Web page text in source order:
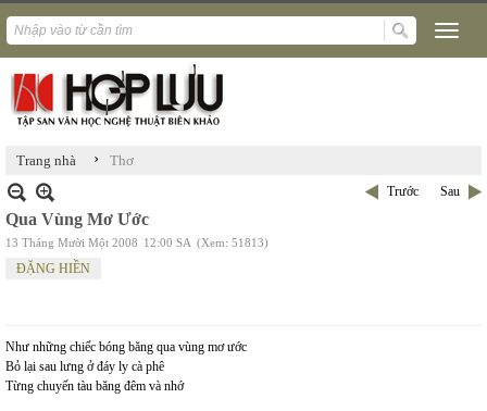
Trang nhà › Thơ
Trước Sau
Qua Vùng Mơ Ước
13 Tháng Mười Một 2008 12:00 SA (Xem: 51813)
ĐẶNG HIỀN
Như những chiếc bóng băng qua vùng mơ ước
Bỏ lại sau lưng ở đáy ly cà phê
Từng chuyến tàu băng đêm và nhớ